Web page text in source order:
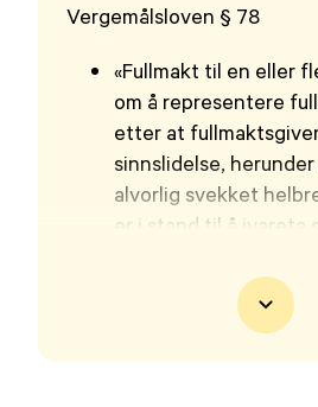
Vergemålsloven § 78
«Fullmakt til en eller
om å representere
etter at
sinnslidelse,
alvorlig svekket
er i stand til å ivareta
Fullmaktsgiver: Den